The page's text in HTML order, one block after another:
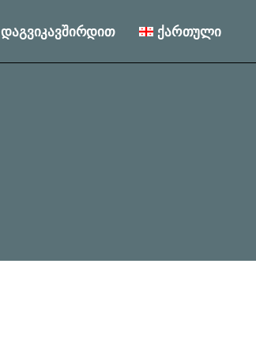
დაგვიკავშირდით ქართული
English
Русский